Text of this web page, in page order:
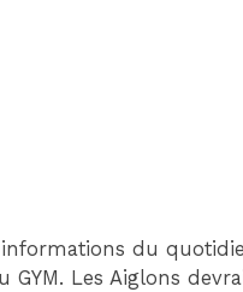
du
GYM. Les Aiglons